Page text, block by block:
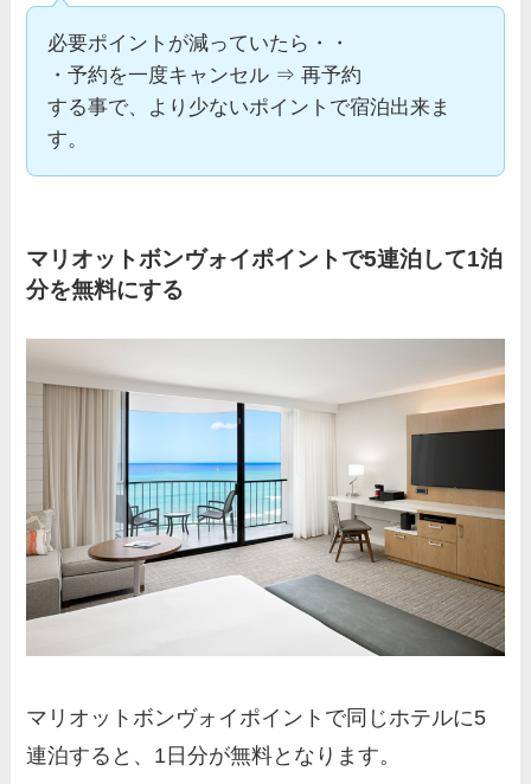
必要ポイントが減っていたら・・
・予約を一度キャンセル ⇒ 再予約
する事で、より少ないポイントで宿泊出来ま
す。
マリオットボンヴォイポイントで5連泊して1泊
分を無料にする
マリオットボンヴォイポイントで同じホテルに5
連泊すると、1日分が無料となります。